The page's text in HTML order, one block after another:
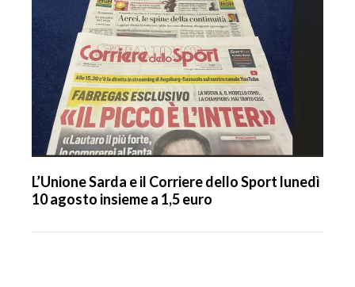
L’Unione Sarda e il Corriere dello Sport lunedì
10 agosto insieme a 1,5 euro